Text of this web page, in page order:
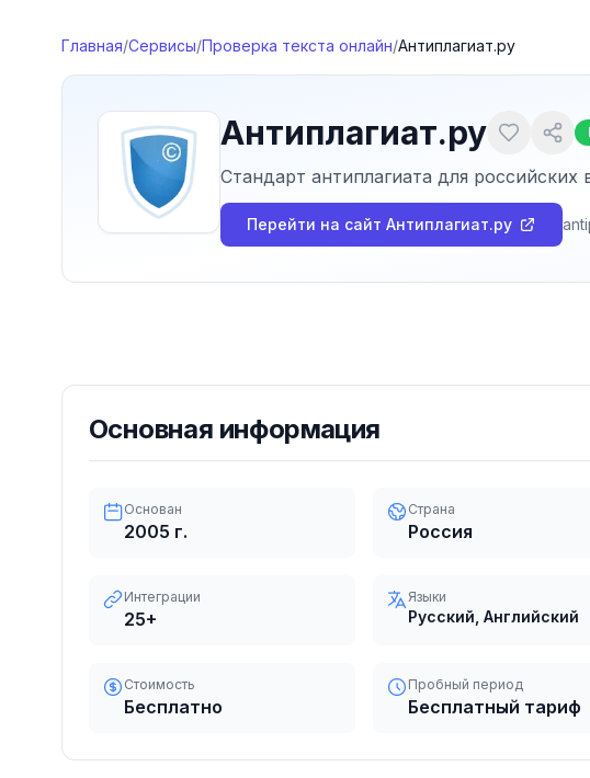
Главная/Сервисы/Проверка текста онлайн/Антиплагиат.ру
Антиплагиат.ру
Стандарт антиплагиата для
Перейти на сайт Антиплагиат.ру
Основная информация
Основан
2005 г.
Страна
Россия
Интеграции
25+
Языки
Русский, Английский
Стоимость
Бесплатно
Пробный период
Бесплатный тариф